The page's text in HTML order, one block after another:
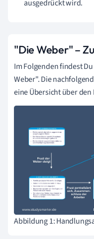
ausgedrückt wird.
"Die Weber" –
Im Folgenden findest
Weber". Die
eine Übersicht über
Abbildung 1: